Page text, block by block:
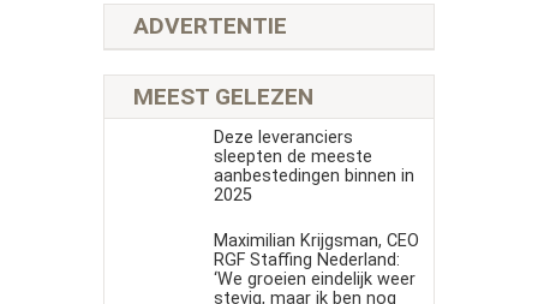
ADVERTENTIE
MEEST GELEZEN
Deze leveranciers
sleepten de meeste
aanbestedingen binnen in
2025
Maximilian Krijgsman, CEO
RGF Staffing Nederland:
‘We groeien eindelijk weer
stevig, maar ik ben nog